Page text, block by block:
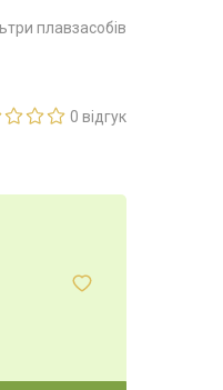
плавзасобів
0 відгук